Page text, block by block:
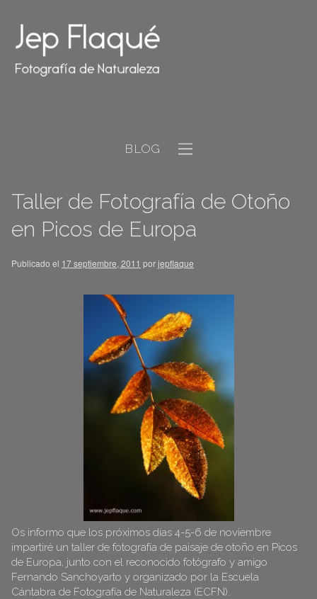
BLOG
Taller de Fotografía de Otoño
en Picos de Europa
Publicado el 17 septiembre, 2011 porjepflaque
Os informo que los próximos días 4-5-6 de noviembre
impartiré un taller de fotografía de paisaje de otoño en Picos
de Europa, junto con el reconocido fotógrafo y amigo
Fernando Sanchoyarto y organizado por la Escuela
Cántabra de Fotografía de Naturaleza (ECFN).